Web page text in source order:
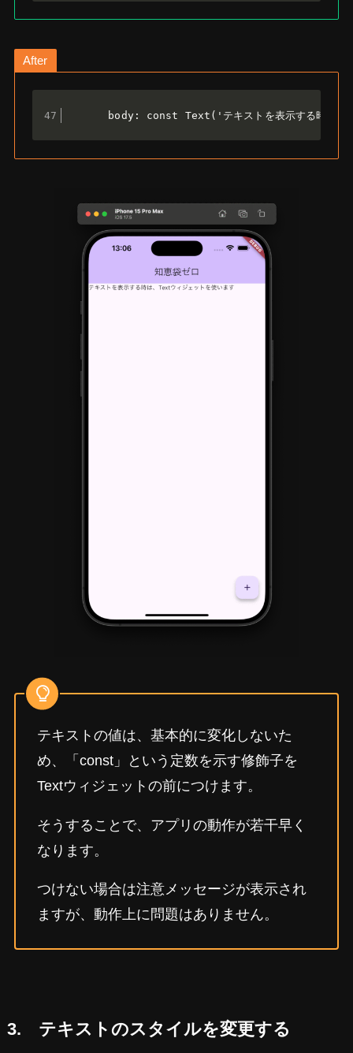
After
body: const Text('テキストを表示する時は、
テキストの値は、基本的に変化しないた
め、「const」という定数を示す修飾子を
Textウィジェットの前につけます。
そうすることで、アプリの動作が若干早く
なります。
つけない場合は注意メッセージが表示され
ますが、動作上に問題はありません。
3. テキストのスタイルを変更する